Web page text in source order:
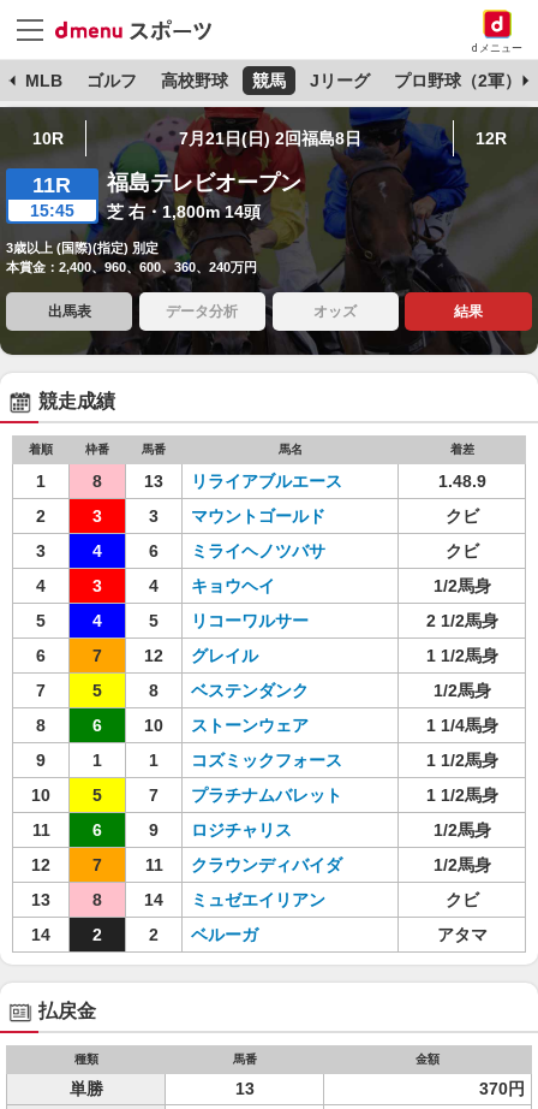
dメニュー
MLB ゴルフ 高校野球 競馬 Jリーグ プロ野球（2軍）
10R 7月21日(日) 2回福島8日 12R
11R
15:45
福島テレビオープン
芝 右・1,800m 14頭
3歳以上 (国際)(指定) 別定
本賞金：2,400、960、600、360、240万円
出馬表 データ分析 オッズ 結果
競走成績
着順 枠番 馬番 馬名 着差
1 8 13 リライアブルエース
1.48.9
2
3 3 マウントゴールド
クビ
3
4 6 ミライヘノツバサ
クビ
4
3 4 キョウヘイ
1/2馬身
5
4 5 リコーワルサー
2 1/2馬身
6
7 12 グレイル
1 1/2馬身
7
5 8 ベステンダンク
1/2馬身
8
6 10 ストーンウェア
1 1/4馬身
9
1 1 コズミックフォース
1 1/2馬身
10
5 7 プラチナムバレット
1 1/2馬身
11
6 9 ロジチャリス
1/2馬身
12
7 11 クラウンディバイダ
1/2馬身
13
8 14 ミュゼエイリアン
クビ
14
2 2 ベルーガ アタマ
払戻金
種類 馬番 金額
単勝 13 370円